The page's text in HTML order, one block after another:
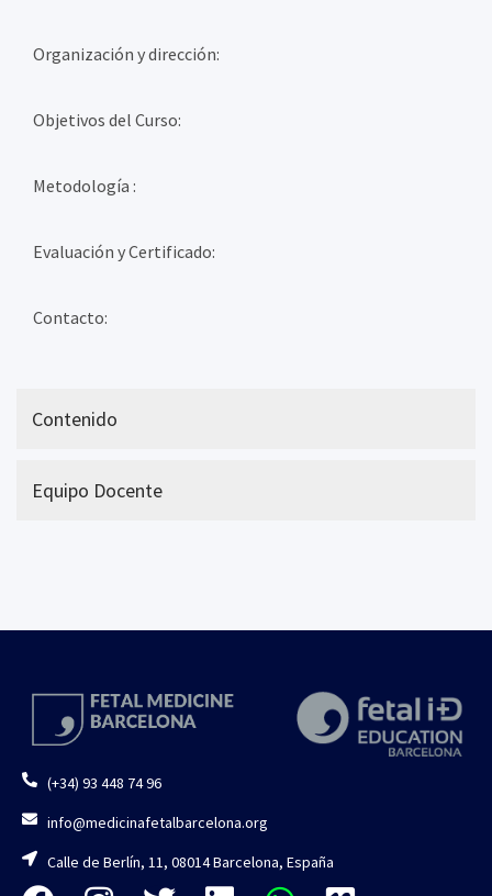
Organización y dirección:
Objetivos del Curso:
Metodología :
Evaluación y Certificado:
Contacto:
Contenido
Equipo Docente
(+34) 93 448 74 96
info@medicinafetalbarcelona.org
Calle de Berlín, 11, 08014 Barcelona, España